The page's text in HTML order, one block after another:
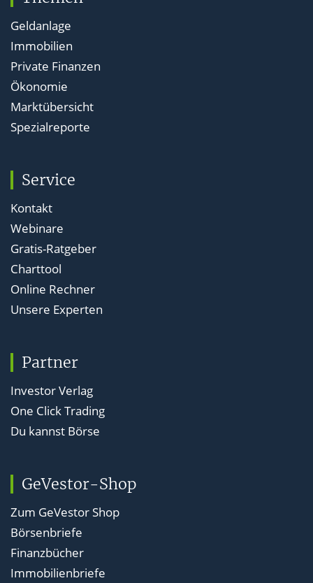
Geldanlage
Immobilien
Private Finanzen
Ökonomie
Marktübersicht
Spezialreporte
Service
Kontakt
Webinare
Gratis-Ratgeber
Charttool
Online Rechner
Unsere Experten
Partner
Investor Verlag
One Click Trading
Du kannst Börse
GeVestor-Shop
Zum GeVestor Shop
Börsenbriefe
Finanzbücher
Immobilienbriefe